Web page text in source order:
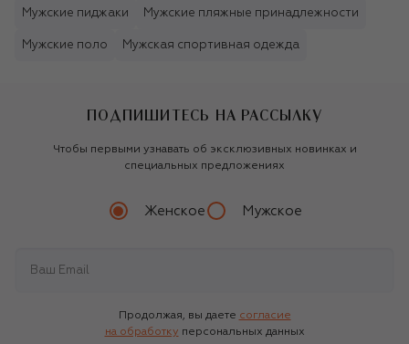
Мужские пиджаки Мужские пляжные принадлежности
Мужские поло Мужская спортивная одежда
ПОДПИШИТЕСЬ НА РАССЫЛКУ
Чтобы первыми узнавать об эксклюзивных новинках и
специальных предложениях
Женское Мужское
Продолжая, вы даете согласие
на обработку персональных данных